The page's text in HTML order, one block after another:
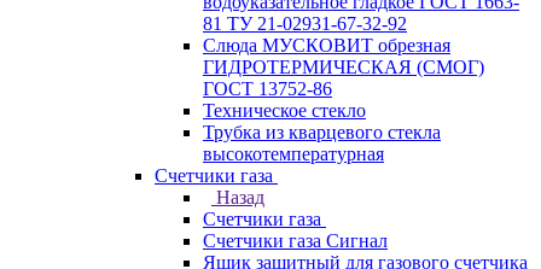
81 ТУ 21-02931-67-32-92
Слюда МУСКОВИТ обрезная
ГИДРОТЕРМИЧЕСКАЯ (СМОГ)
ГОСТ 13752-86
Техническое стекло
Трубка из кварцевого стекла
высокотемпературная
Счетчики газа
Назад
Счетчики газа
Счетчики газа Сигнал
Ящик защитный для газового счетчика